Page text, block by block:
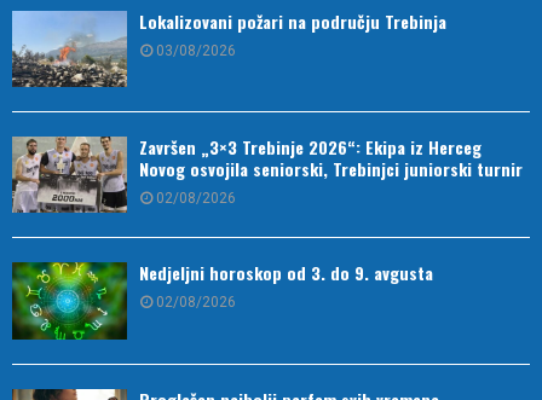
Lokalizovani požari na području Trebinja
03/08/2026
Završen „3×3 Trebinje 2026“: Ekipa iz Herceg
Novog osvojila seniorski, Trebinjci juniorski turnir
02/08/2026
Nedjeljni horoskop od 3. do 9. avgusta
02/08/2026